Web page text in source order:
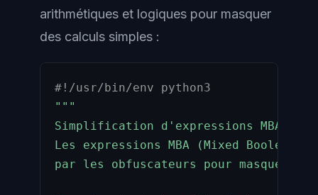
arithmétiques et logiques pour masquer
des calculs simples :
#!/usr/bin/env python3
"""
Simplification d'expressions MBA
Les expressions MBA (Mixed
par les obfuscateurs pour masquer